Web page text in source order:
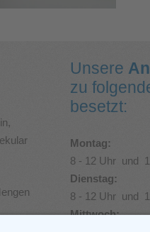
Unsere
zu
besetzt:
Montag:
8 - 12 Uhr und
Dienstag:
8 - 12 Uhr und
Mittwoch: